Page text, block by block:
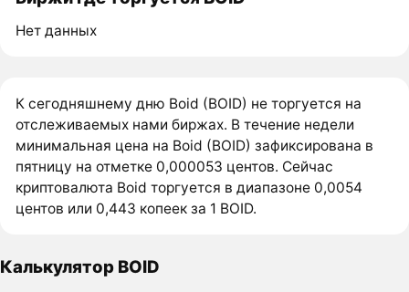
Нет данных
К сегодняшнему дню Boid (BOID) не торгуется на
отслеживаемых нами биржах. В течение недели
минимальная цена на Boid (BOID) зафиксирована в
пятницу на отметке 0,000053 центов. Сейчас
криптовалюта Boid торгуется в диапазоне 0,0054
центов или 0,443 копеек за 1 BOID.
Калькулятор BOID